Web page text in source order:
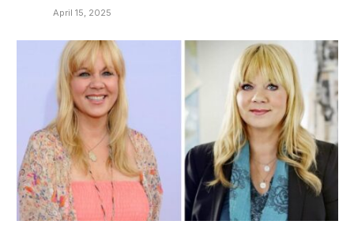
April 15, 2025